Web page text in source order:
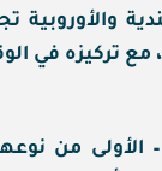
والأوروبية
مع تركيزه في
– الأولى من